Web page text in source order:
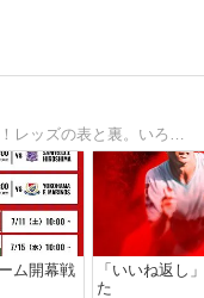
ム開幕戦
「いいね返し
た